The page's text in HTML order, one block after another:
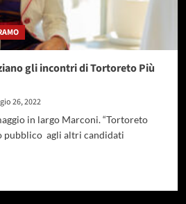
gli incontri di Tortoreto Più
26, 2022
in largo Marconi. “Tortoreto
pubblico agli altri candidati